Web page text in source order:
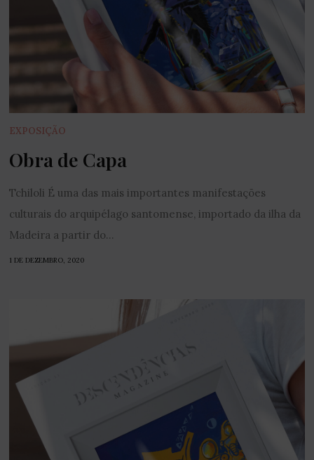
EXPOSIÇÃO
Obra de Capa
Tchiloli É uma das mais importantes manifestações
culturais do arquipélago santomense, importado da ilha da
Madeira a partir do...
1 DE DEZEMBRO, 2020